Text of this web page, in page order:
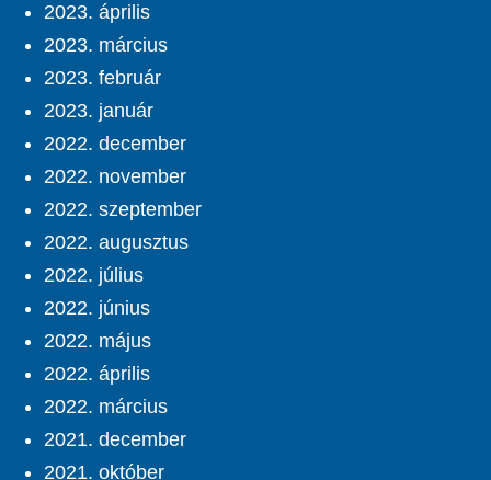
2023. április
2023. március
2023. február
2023. január
2022. december
2022. november
2022. szeptember
2022. augusztus
2022. július
2022. június
2022. május
2022. április
2022. március
2021. december
2021. október